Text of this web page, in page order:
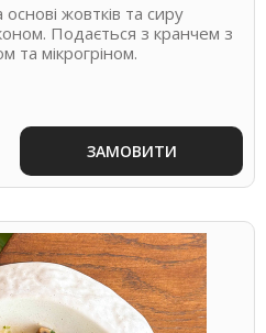
жовтків та сиру
Подається з кранчем з
та мікрогріном.
ЗАМОВИТИ